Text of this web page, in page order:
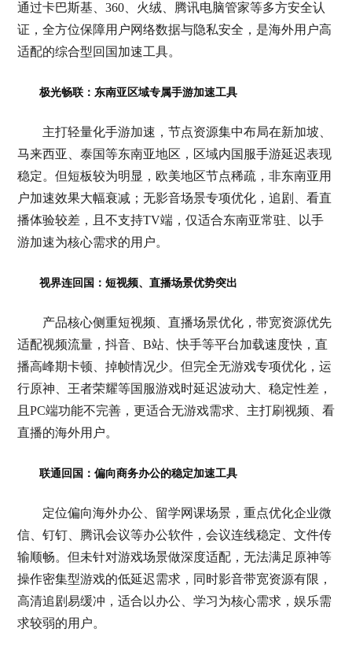
通过卡巴斯基、360、火绒、腾讯电脑管家等多方安全认
证，全方位保障用户网络数据与隐私安全，是海外用户高
适配的综合型回国加速工具。
极光畅联：东南亚区域专属手游加速工具
主打轻量化手游加速，节点资源集中布局在新加坡、
马来西亚、泰国等东南亚地区，区域内国服手游延迟表现
稳定。但短板较为明显，欧美地区节点稀疏，非东南亚用
户加速效果大幅衰减；无影音场景专项优化，追剧、看直
播体验较差，且不支持TV端，仅适合东南亚常驻、以手
游加速为核心需求的用户。
视界连回国：短视频、直播场景优势突出
产品核心侧重短视频、直播场景优化，带宽资源优先
适配视频流量，抖音、B站、快手等平台加载速度快，直
播高峰期卡顿、掉帧情况少。但完全无游戏专项优化，运
行原神、王者荣耀等国服游戏时延迟波动大、稳定性差，
且PC端功能不完善，更适合无游戏需求、主打刷视频、看
直播的海外用户。
联通回国：偏向商务办公的稳定加速工具
定位偏向海外办公、留学网课场景，重点优化企业微
信、钉钉、腾讯会议等办公软件，会议连线稳定、文件传
输顺畅。但未针对游戏场景做深度适配，无法满足原神等
操作密集型游戏的低延迟需求，同时影音带宽资源有限，
高清追剧易缓冲，适合以办公、学习为核心需求，娱乐需
求较弱的用户。